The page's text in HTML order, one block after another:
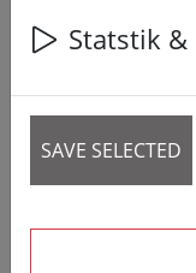
Statstik
SAVE SELECTED